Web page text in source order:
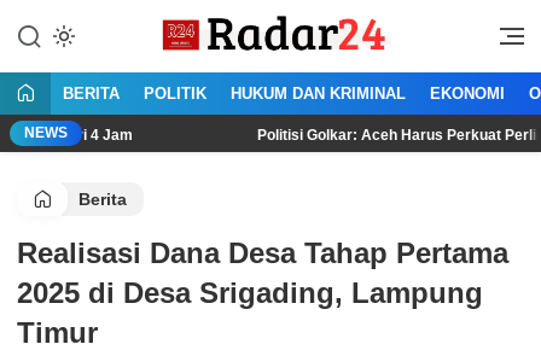
konten
Radar24.co.id
Jujur Lantang Bersuara
BERITA POLITIK HUKUM DAN KRIMINAL EKONOMI
NEWS
Jam Politisi Golkar: Aceh Harus Perkuat Perlindungan
Berita
Realisasi Dana Desa Tahap Pertama
2025 di Desa Srigading, Lampung
Timur